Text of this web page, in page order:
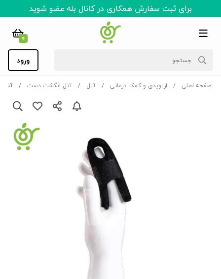
برای ثبت سفارش همکاری در کانال بله عضو شوید
0
ورود
صفحه اصلی ارتوپدی و کمک درمانی آتل آتل انگشت دست آتل